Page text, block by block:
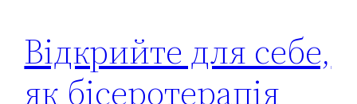
Відкрийте для себе,
як бісеротерапія